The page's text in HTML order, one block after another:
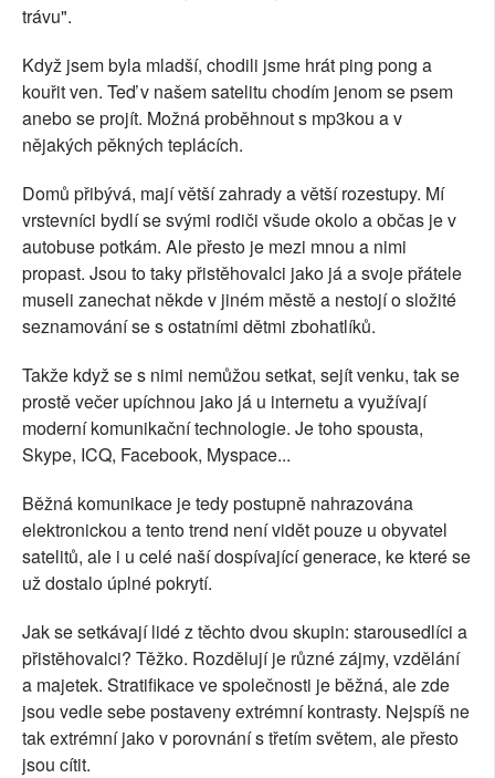
trávu".
Když jsem byla mladší, chodili jsme hrát ping pong a
kouřit ven. Teď v našem satelitu chodím jenom se psem
anebo se projít. Možná proběhnout s mp3kou a v
nějakých pěkných teplácích.
Domů přibývá, mají větší zahrady a větší rozestupy. Mí
vrstevníci bydlí se svými rodiči všude okolo a občas je v
autobuse potkám. Ale přesto je mezi mnou a nimi
propast. Jsou to taky přistěhovalci jako já a svoje přátele
museli zanechat někde v jiném městě a nestojí o složité
seznamování se s ostatními dětmi zbohatlíků.
Takže když se s nimi nemůžou setkat, sejít venku, tak se
prostě večer upíchnou jako já u internetu a využívají
moderní komunikační technologie. Je toho spousta,
Skype, ICQ, Facebook, Myspace...
Běžná komunikace je tedy postupně nahrazována
elektronickou a tento trend není vidět pouze u obyvatel
satelitů, ale i u celé naší dospívající generace, ke které se
už dostalo úplné pokrytí.
Jak se setkávají lidé z těchto dvou skupin: starousedlíci a
přistěhovalci? Těžko. Rozdělují je různé zájmy, vzdělání
a majetek. Stratifikace ve společnosti je běžná, ale zde
jsou vedle sebe postaveny extrémní kontrasty. Nejspíš ne
tak extrémní jako v porovnání s třetím světem, ale přesto
jsou cítit.